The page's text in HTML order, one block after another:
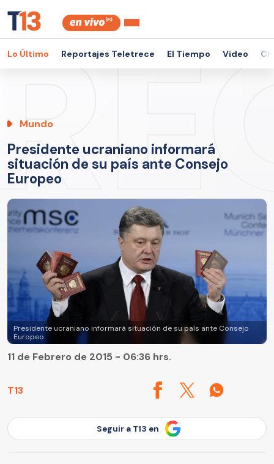
Lo Último Reportajes Teletrece El Tiempo Video
Mundo
Presidente ucraniano informará
situación de su país ante Consejo
Europeo
Presidente ucraniano informará situación de su país ante Consejo
Europeo
T13
11 de Febrero de 2015 - 06:36 hrs.
Seguir a T13 en